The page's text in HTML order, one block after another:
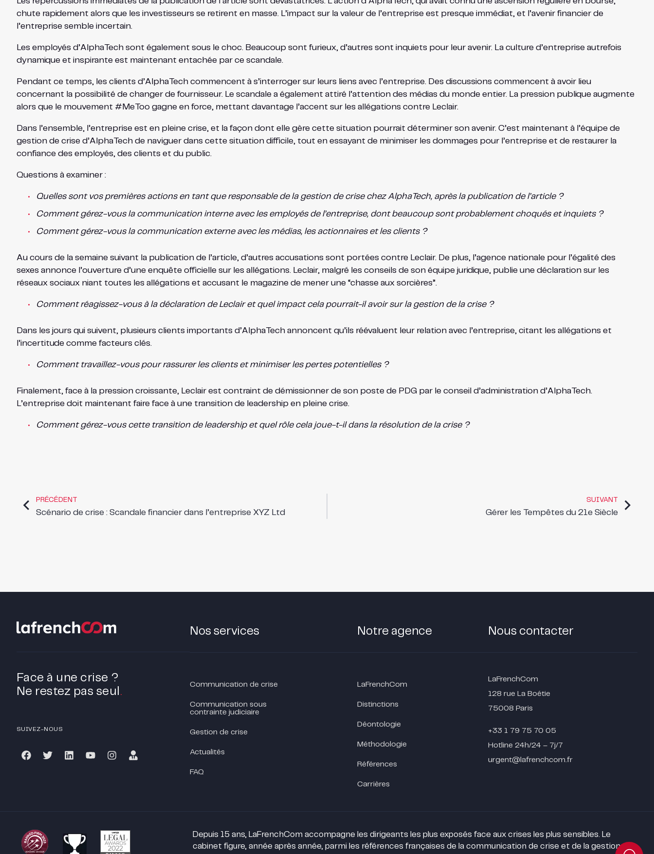
chute rapidement alors que les investisseurs se retirent en masse. L’impact sur la valeur de l’entreprise est presque immédiat, et l’avenir financier de
l’entreprise semble incertain.
Les employés d’AlphaTech sont également sous le choc. Beaucoup sont furieux, d’autres sont inquiets pour leur avenir. La culture d’entreprise autrefois
dynamique et inspirante est maintenant entachée par ce scandale.
Pendant ce temps, les clients d’AlphaTech commencent à s’interroger sur leurs liens avec l’entreprise. Des discussions commencent à avoir lieu
concernant la possibilité de changer de fournisseur. Le scandale a également attiré l’attention des médias du monde entier. La pression publique augmente
alors que le mouvement #MeToo gagne en force, mettant davantage l’accent sur les allégations contre Leclair.
Dans l’ensemble, l’entreprise est en pleine crise, et la façon dont elle gère cette situation pourrait déterminer son avenir. C’est maintenant à l’équipe de
gestion de crise d’AlphaTech de naviguer dans cette situation difficile, tout en essayant de minimiser les dommages pour l’entreprise et de restaurer la
confiance des employés, des clients et du public.
Questions à examiner :
Quelles sont vos premières actions en tant que responsable de la gestion de crise chez AlphaTech, après la publication de l’article ?
Comment gérez-vous la communication interne avec les employés de l’entreprise, dont beaucoup sont probablement choqués et inquiets ?
Comment gérez-vous la communication externe avec les médias, les actionnaires et les clients ?
Au cours de la semaine suivant la publication de l’article, d’autres accusations sont portées contre Leclair. De plus, l’agence nationale pour l’égalité des
sexes annonce l’ouverture d’une enquête officielle sur les allégations. Leclair, malgré les conseils de son équipe juridique, publie une déclaration sur les
réseaux sociaux niant toutes les allégations et accusant le magazine de mener une “chasse aux sorcières”.
Comment réagissez-vous à la déclaration de Leclair et quel impact cela pourrait-il avoir sur la gestion de la crise ?
Dans les jours qui suivent, plusieurs clients importants d’AlphaTech annoncent qu’ils réévaluent leur relation avec l’entreprise, citant les allégations et
l’incertitude comme facteurs clés.
Comment travaillez-vous pour rassurer les clients et minimiser les pertes potentielles ?
Finalement, face à la pression croissante, Leclair est contraint de démissionner de son poste de PDG par le conseil d’administration d’AlphaTech.
L’entreprise doit maintenant faire face à une transition de leadership en pleine crise.
Comment gérez-vous cette transition de leadership et quel rôle cela joue-t-il dans la résolution de la crise ?
PRÉCÉDENT
Scénario de crise : Scandale financier dans l’entreprise XYZ Ltd
SUIVANT
Gérer les Tempêtes du 21e Siècle
Face à une crise ?
Ne restez pas seul .
SUIVEZ-NOUS
Nos services
Communication de crise
Communication sous
contrainte judiciaire
Gestion de crise
Actualités
FAQ
Notre agence
LaFrenchCom
Distinctions
Déontologie
Méthodologie
Références
Carrières
Nous contacter
LaFrenchCom
128 rue La Boétie
75008 Paris
+33 1 79 75 70 05
Hotline 24h/24 – 7j/7
urgent@lafrenchcom.fr
Depuis 15 ans, LaFrenchCom accompagne les dirigeants les plus exposés face aux crises les plus sensibles. Le
cabinet figure, année après année, parmi les références françaises de la communication de crise et de la gestion